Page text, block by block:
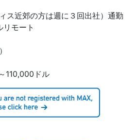
ス近郊の方は週に３回出社）通勤
モート
110,000ドル